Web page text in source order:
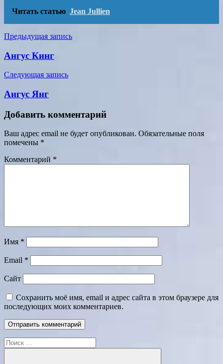
Читать статью Jean Jullien
Навигация
по
записям
Предыдущая запись
Ангус Кинг
Следующая запись
Ангус Янг
Добавить комментарий
Ваш адрес email не будет опубликован. Обязательные поля
помечены *
Комментарий *
Имя *
Email *
Сайт
Сохранить моё имя, email и адрес сайта в этом браузере для
последующих моих комментариев.
Поиск
для: